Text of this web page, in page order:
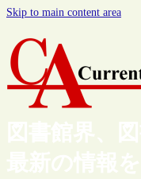
Skip to main content area
図書館界、
最新の情報